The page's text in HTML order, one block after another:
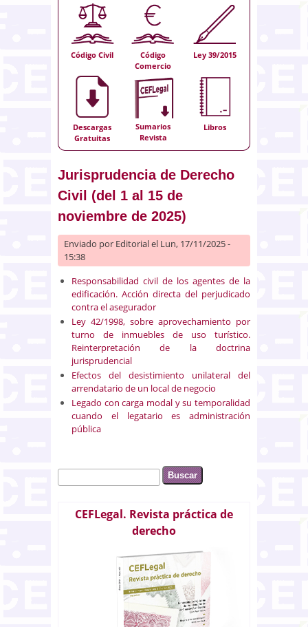
Código Civil
Código
Comercio
Ley 39/2015
Descargas
Gratuitas
Sumarios
Revista
Libros
Jurisprudencia de Derecho
Civil (del 1 al 15 de
noviembre de 2025)
Enviado por Editorialel Lun, 17/11/2025 -
15:38
Responsabilidad civil de los agentes de la
edificación. Acción directa del perjudicado
contra el asegurador
Ley 42/1998, sobre aprovechamiento por
turno de inmuebles de uso turístico.
Reinterpretación de la doctrina
jurisprudencial
Efectos del desistimiento unilateral del
arrendatario de un local de negocio
Legado con carga modal y su temporalidad
cuando el legatario es administración
pública
Formulario de búsqueda
Buscar
CEFLegal. Revista práctica de
derecho